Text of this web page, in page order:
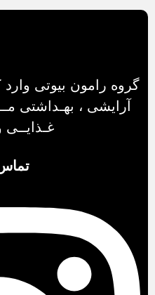
گروه رامون بیوتی
آرایشی ، بهـداشتی
غـذایــی